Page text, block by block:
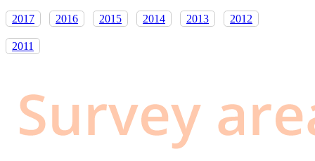
2017 2016 2015 2014 2013 2012
2011